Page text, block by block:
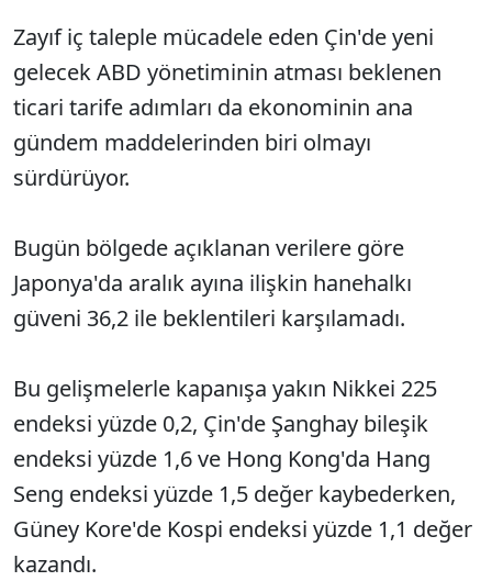
Zayıf iç taleple mücadele eden Çin'de yeni
gelecek ABD yönetiminin atması beklenen
ticari tarife adımları da ekonominin ana
gündem maddelerinden biri olmayı
sürdürüyor.
Bugün bölgede açıklanan verilere göre
Japonya'da aralık ayına ilişkin hanehalkı
güveni 36,2 ile beklentileri karşılamadı.
Bu gelişmelerle kapanışa yakın Nikkei 225
endeksi yüzde 0,2, Çin'de Şanghay bileşik
endeksi yüzde 1,6 ve Hong Kong'da Hang
Seng endeksi yüzde 1,5 değer kaybederken,
Güney Kore'de Kospi endeksi yüzde 1,1 değer
kazandı.